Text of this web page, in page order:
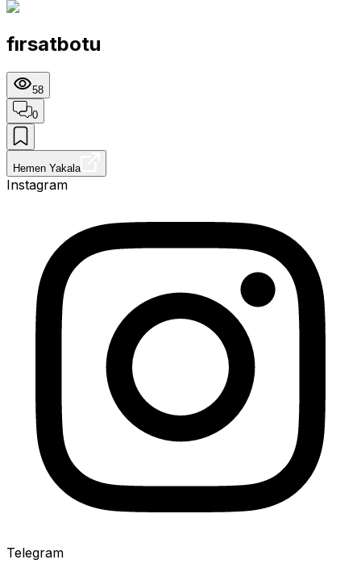
fırsatbotu
58
0
Hemen Yakala
Instagram
Telegram